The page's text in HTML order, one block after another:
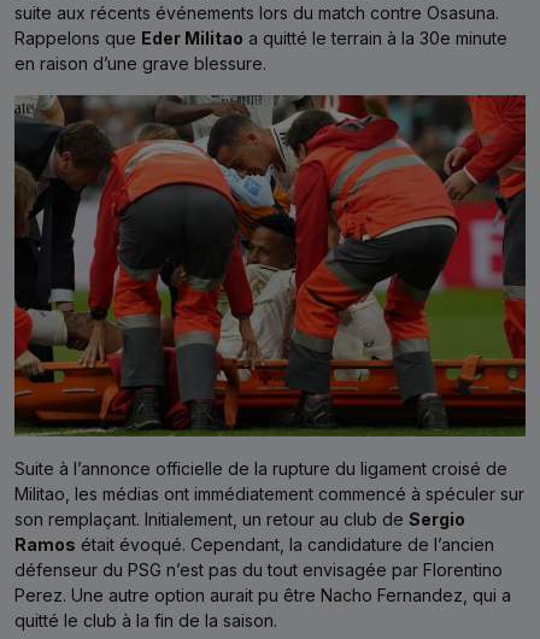
suite aux récents événements lors du match contre Osasuna.
Rappelons que Eder Militao a quitté le terrain à la 30e minute
en raison d’une grave blessure.
Suite à l’annonce officielle de la rupture du ligament croisé de
Militao, les médias ont immédiatement commencé à spéculer sur
son remplaçant. Initialement, un retour au club de Sergio
Ramos était évoqué. Cependant, la candidature de l’ancien
défenseur du PSG n’est pas du tout envisagée par Florentino
Perez. Une autre option aurait pu être Nacho Fernandez, qui a
quitté le club à la fin de la saison.